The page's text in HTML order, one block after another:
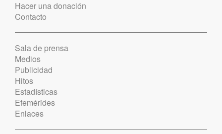
Hacer una donación
Contacto
Sala de prensa
Medios
Publicidad
Hitos
Estadísticas
Efemérides
Enlaces